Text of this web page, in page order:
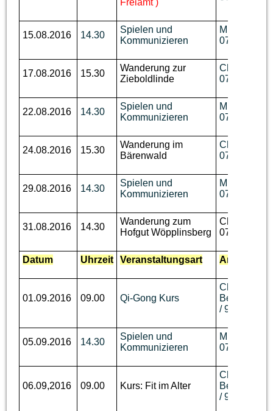
Freiamt )
15.08.2016 14.30
Spielen und
Kommunizieren
M. Disch,
07644 / 92
17.08.2016 15.30
Wanderung zur
Zieboldlinde
Ch. Benzin,
07644 /
22.08.2016 14.30
Spielen und
Kommunizieren
M. Disch,
07644 / 92
24.08.2016 15.30
Wanderung im
Bärenwald
Ch. Benzin,
07644 /
29.08.2016 14.30
Spielen und
Kommunizieren
M. Disch,
07644 / 92
31.08.2016 14.30
Wanderung zum
Hofgut Wöpplinsberg
Ch. Benzin,
07644 /
Datum Uhrzeit Veranstaltungsart
01.09.2016 09.00 Qi-Gong Kurs
Ch.
Berger,
/ 93 62 736
05.09.2016 14.30
Spielen und
Kommunizieren
M. Disch,
07644 / 92
06.09,2016 09.00 Kurs: Fit im Alter
Ch.
Berger,
/ 93 62 736